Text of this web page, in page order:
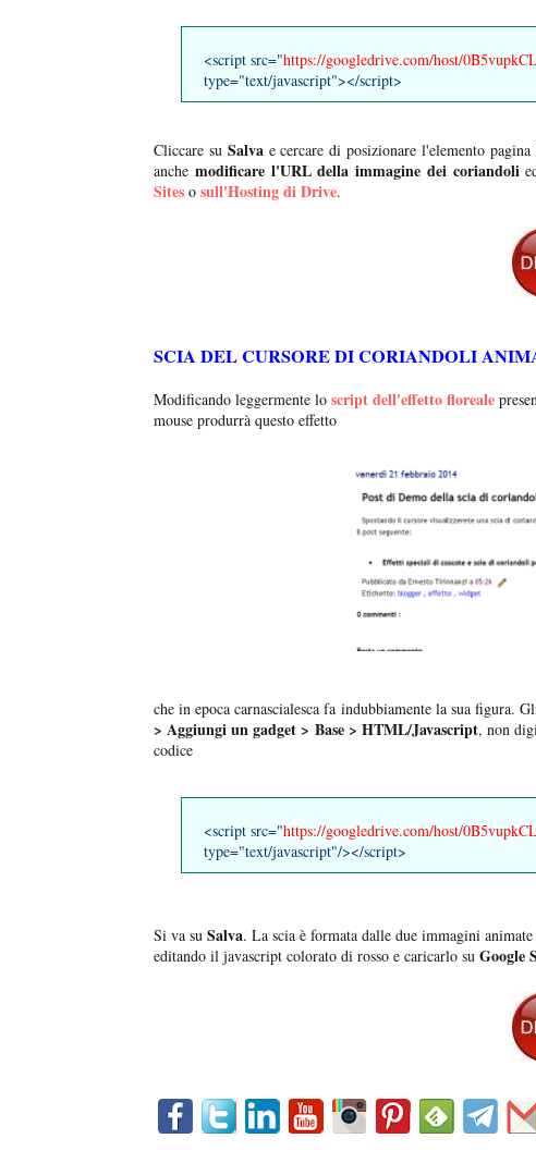
<script src="https://googledrive.com/host/
type="text/javascript"></script>
Cliccare su Salvae cercare di posizionare l'elemento pagina
anche modificare l'URL della immagine dei coriandoli
Sites o sull'Hosting di Drive.
SCIA DEL CURSORE DI CORIANDOLI
Modificando leggermente lo script dell'effetto floreale
mouse produrrà questo effetto
che in epoca carnascialesca fa indubbiamente la sua figura.
> Aggiungi un gadget > Base > HTML/Javascript, non
codice
<script src="https://googledrive.com/host/
type="text/javascript"/></script>
Si va su Salva. La scia è formata dalle due immagini animate
editando il javascript colorato di rosso e caricarlo su Google